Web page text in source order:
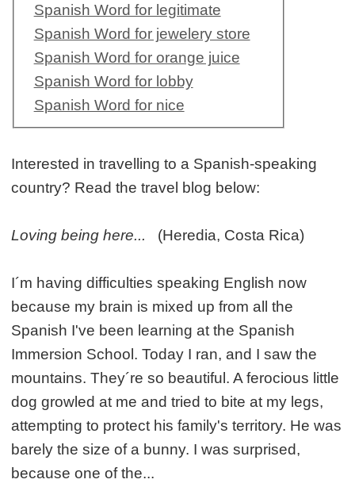
Spanish Word for legitimate
Spanish Word for jewelery store
Spanish Word for orange juice
Spanish Word for lobby
Spanish Word for nice
Interested in travelling to a Spanish-speaking
country? Read the travel blog below:
Loving being here... (Heredia, Costa Rica)
I´m having difficulties speaking English now
because my brain is mixed up from all the
Spanish I've been learning at the Spanish
Immersion School. Today I ran, and I saw the
mountains. They´re so beautiful. A ferocious little
dog growled at me and tried to bite at my legs,
attempting to protect his family's territory. He was
barely the size of a bunny. I was surprised,
because one of the...